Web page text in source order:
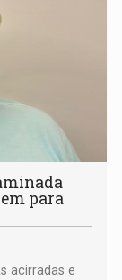
para
acirradas e